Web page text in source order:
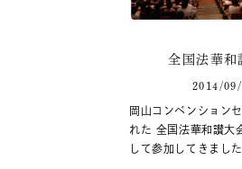
全国法華和
2014/
岡山コンベンション
れた 全国法華和讃大
して参加してきまし